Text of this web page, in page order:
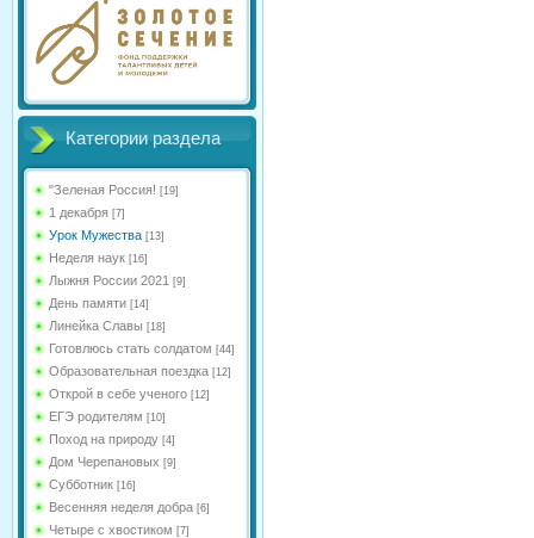
Категории раздела
"Зеленая Россия! [19]
1 декабря [7]
Урок Мужества [13]
Неделя наук [16]
Лыжня России 2021 [9]
День памяти [14]
Линейка Славы [18]
Готовлюсь стать солдатом [44]
Образовательная поездка [12]
Открой в себе ученого [12]
ЕГЭ родителям [10]
Поход на природу [4]
Дом Черепановых [9]
Субботник [16]
Весенняя неделя добра [6]
Четыре с хвостиком [7]